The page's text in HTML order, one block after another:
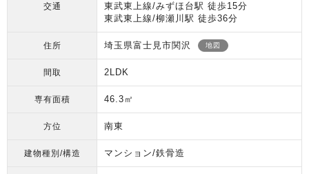
交通
東武東上線/みずほ台駅 徒歩15分
東武東上線/柳瀬川駅 徒歩36分
住所 埼玉県富士見市関沢 地図
間取 2LDK
専有面積 46.3㎡
方位 南東
建物種別/構造 マンション/鉄骨造